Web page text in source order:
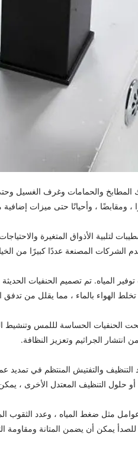
المطابخ والحمامات وغرف
، وأحيانًا حتى ميزات إضافية
لتلبية الأذواق المتغيرة
الشركات المصنعة عددًا كبيرًا من
الحساسة لللمس وتنشيط
انتشار الجراثيم وتعزيز النظافة.
والتفتيش المنتظم في تمديد
حلول التنظيف المعتدل الأخرى ،
مثل ضغط المياه ، وعدد الثقوب
يمكن أن يضمن المتانة ومقاومة